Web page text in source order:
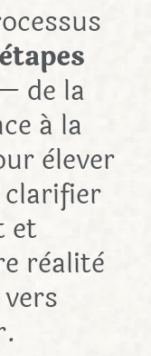
de la
á la
èlever
et
rèalitè